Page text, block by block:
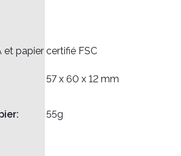
et papier certifié FSC
57 x 60 x 12 mm
55g